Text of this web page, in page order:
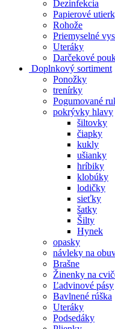
Dezinfekcia
Papierové
Rohože
Priemyselné
Uteráky
Darčekové
Doplnkový sortiment
Ponožky
trenírky
Pogumované
pokrývky hlavy
šiltovky
čiapky
kukly
ušianky
hríbiky
klobúky
lodičky
sieťky
šatky
Šilty
Hynek
opasky
návleky na
Brašne
Žinenky na
Ľadvinové pásy
Bavlnené rúška
Uteráky
Podsedáky